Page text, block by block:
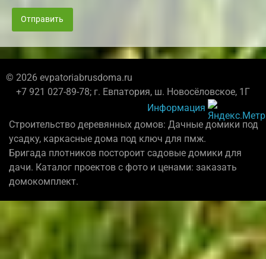
Отправить
© 2026 evpatoriabrusdoma.ru
+7 921 027-89-78; г. Евпатория, ш. Новосёловское, 1Г
Информация
Строительство деревянных домов: Дачные домики под
усадку, каркасные дома под ключ для пмж.
Бригада плотников постороит садовые домики для
дачи. Каталог проектов с фото и ценами: заказать
домокомплект.